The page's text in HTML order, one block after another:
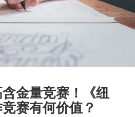
金量竞赛！《纽
赛有何价值？